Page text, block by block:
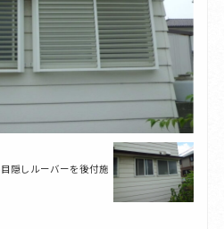
隠しルーバーを後付施